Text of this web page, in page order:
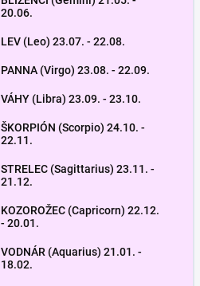
20.06.
LEV (Leo) 23.07. - 22.08.
PANNA (Virgo) 23.08. - 22.09.
VÁHY (Libra) 23.09. - 23.10.
ŠKORPIÓN (Scorpio) 24.10. -
22.11.
STRELEC (Sagittarius) 23.11. -
21.12.
KOZOROŽEC (Capricorn) 22.12.
- 20.01.
VODNÁR (Aquarius) 21.01. -
18.02.